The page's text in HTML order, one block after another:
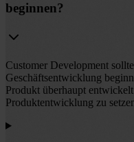
beginnen?
Customer Development
Geschäftsentwicklung
Produkt überhaupt
Produktentwicklung zu